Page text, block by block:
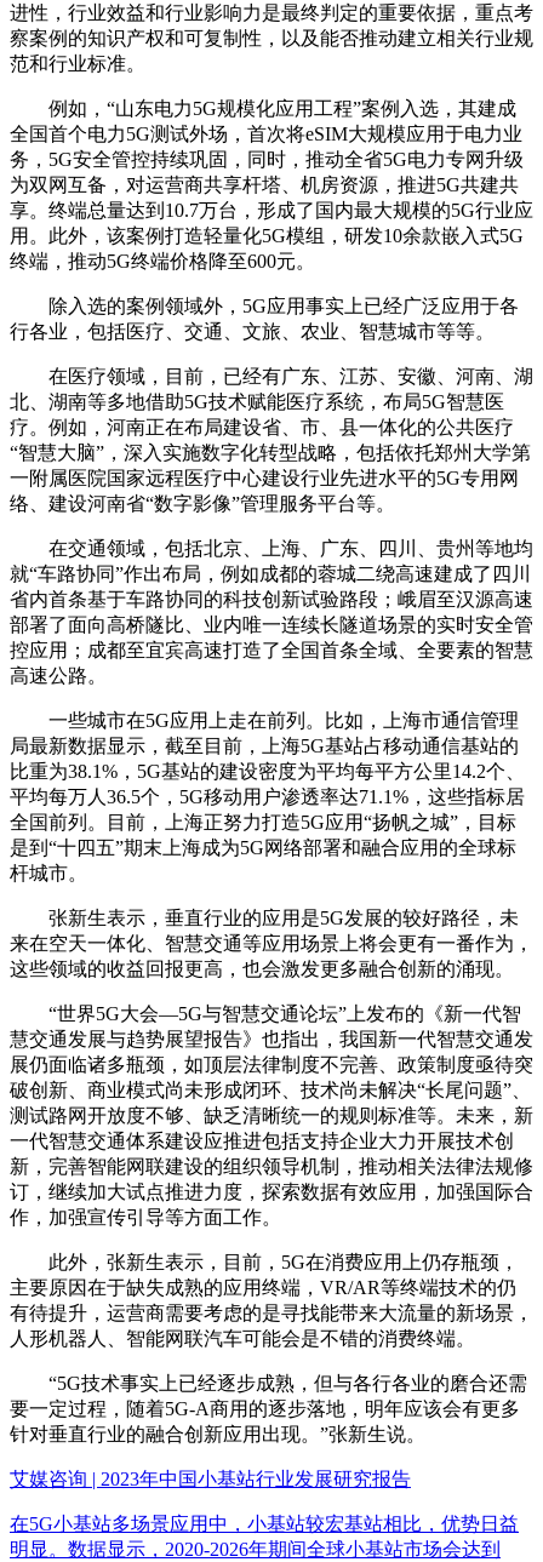
进性，行业效益和行业影响力是最终判定的重要依据，重点考
察案例的知识产权和可复制性，以及能否推动建立相关行业规
范和行业标准。
例如，“山东电力5G规模化应用工程”案例入选，其建成
全国首个电力5G测试外场，首次将eSIM大规模应用于电力业
务，5G安全管控持续巩固，同时，推动全省5G电力专网升级
为双网互备，对运营商共享杆塔、机房资源，推进5G共建共
享。终端总量达到10.7万台，形成了国内最大规模的5G行业应
用。此外，该案例打造轻量化5G模组，研发10余款嵌入式5G
终端，推动5G终端价格降至600元。
除入选的案例领域外，5G应用事实上已经广泛应用于各
行各业，包括医疗、交通、文旅、农业、智慧城市等等。
在医疗领域，目前，已经有广东、江苏、安徽、河南、湖
北、湖南等多地借助5G技术赋能医疗系统，布局5G智慧医
疗。例如，河南正在布局建设省、市、县一体化的公共医疗
“智慧大脑”，深入实施数字化转型战略，包括依托郑州大学第
一附属医院国家远程医疗中心建设行业先进水平的5G专用网
络、建设河南省“数字影像”管理服务平台等。
在交通领域，包括北京、上海、广东、四川、贵州等地均
就“车路协同”作出布局，例如成都的蓉城二绕高速建成了四川
省内首条基于车路协同的科技创新试验路段；峨眉至汉源高速
部署了面向高桥隧比、业内唯一连续长隧道场景的实时安全管
控应用；成都至宜宾高速打造了全国首条全域、全要素的智慧
高速公路。
一些城市在5G应用上走在前列。比如，上海市通信管理
局最新数据显示，截至目前，上海5G基站占移动通信基站的
比重为38.1%，5G基站的建设密度为平均每平方公里14.2个、
平均每万人36.5个，5G移动用户渗透率达71.1%，这些指标居
全国前列。目前，上海正努力打造5G应用“扬帆之城”，目标
是到“十四五”期末上海成为5G网络部署和融合应用的全球标
杆城市。
张新生表示，垂直行业的应用是5G发展的较好路径，未
来在空天一体化、智慧交通等应用场景上将会更有一番作为，
这些领域的收益回报更高，也会激发更多融合创新的涌现。
“世界5G大会—5G与智慧交通论坛”上发布的《新一代智
慧交通发展与趋势展望报告》也指出，我国新一代智慧交通发
展仍面临诸多瓶颈，如顶层法律制度不完善、政策制度亟待突
破创新、商业模式尚未形成闭环、技术尚未解决“长尾问题”、
测试路网开放度不够、缺乏清晰统一的规则标准等。未来，新
一代智慧交通体系建设应推进包括支持企业大力开展技术创
新，完善智能网联建设的组织领导机制，推动相关法律法规修
订，继续加大试点推进力度，探索数据有效应用，加强国际合
作，加强宣传引导等方面工作。
此外，张新生表示，目前，5G在消费应用上仍存瓶颈，
主要原因在于缺失成熟的应用终端，VR/AR等终端技术的仍
有待提升，运营商需要考虑的是寻找能带来大流量的新场景，
人形机器人、智能网联汽车可能会是不错的消费终端。
“5G技术事实上已经逐步成熟，但与各行各业的磨合还需
要一定过程，随着5G-A商用的逐步落地，明年应该会有更多
针对垂直行业的融合创新应用出现。”张新生说。
艾媒咨询 | 2023年中国小基站行业发展研究报告
在5G小基站多场景应用中，小基站较宏基站相比，优势日益
明显。数据显示，2020-2026年期间全球小基站市场会达到